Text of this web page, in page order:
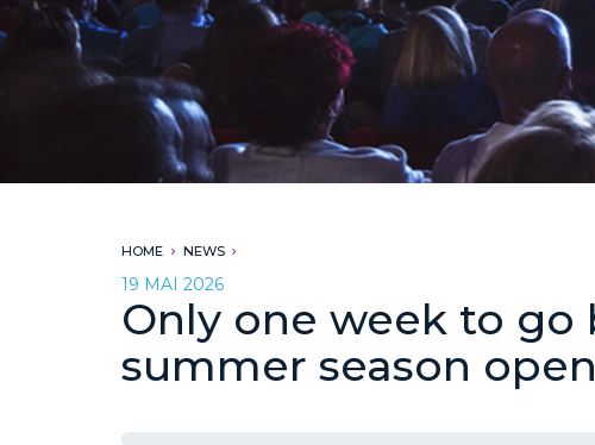
HOME NEWS
19 MAI 2026
Only one week to go
summer season